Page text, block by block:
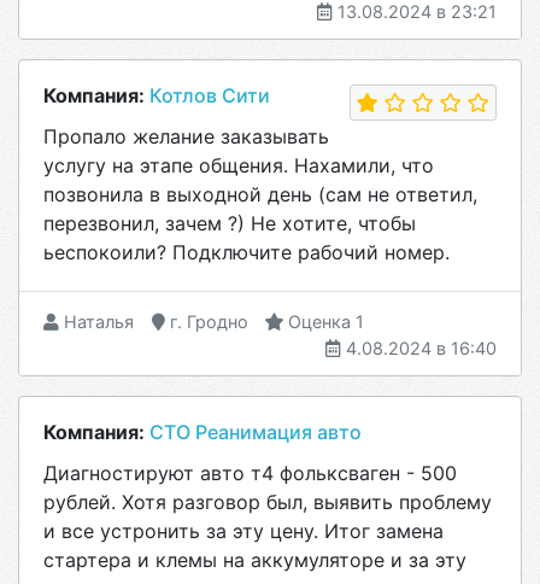
13.08.2024 в 23:21
Компания: Котлов Сити
Пропало желание заказывать
услугу на этапе общения. Нахамили, что
позвонила в выходной день (сам не ответил,
перезвонил, зачем ?) Не хотите, чтобы
ьеспокоили? Подключите рабочий номер.
Наталья г. Гродно
Оценка 1
4.08.2024 в 16:40
Компания: СТО Реанимация авто
Диагностируют авто т4 фольксваген - 500
рублей. Хотя разговор был, выявить проблему
и все устронить за эту цену. Итог замена
стартера и клемы на аккумуляторе и за эту